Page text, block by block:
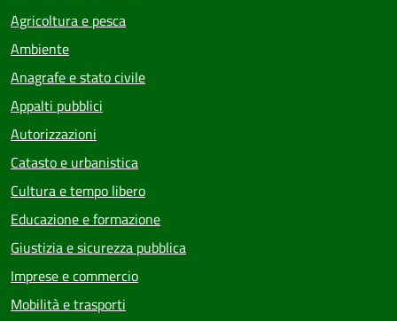
Agricoltura e pesca
Ambiente
Anagrafe e stato civile
Appalti pubblici
Autorizzazioni
Catasto e urbanistica
Cultura e tempo libero
Educazione e formazione
Giustizia e sicurezza pubblica
Imprese e commercio
Mobilità e trasporti